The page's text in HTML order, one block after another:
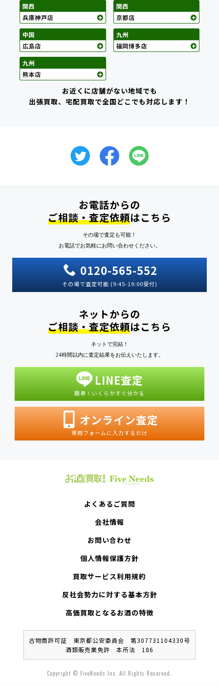
お近くに店舗がない地域でも
出張買取、宅配買取で全国どこでも対応します！
お電話からの
ご相談・査定依頼はこちら
その場で査定も可能！
お電話でお気軽にお問い合わせください。
0120-565-552
その場で査定可能 (9:45-19:00受付)
ネットからの
ご相談・査定依頼はこちら
ネットで完結！
24時間以内に査定結果をお伝えいたします。
LINE査定
簡単！いくらかすぐ分かる
オンライン査定
専用フォームに入力するだけ
よくあるご質問
会社情報
お問い合わせ
個人情報保護方針
買取サービス利用規約
反社会勢力に対する基本方針
高価買取となるお酒の特徴
古物商許可証 東京都公安委員会 第307731104330号
酒類販売業免許 本所法 186
Copyright © FiveNeeds Inc. All Rights Reserved.